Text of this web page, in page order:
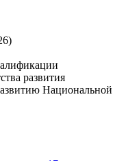
развития
Национальной